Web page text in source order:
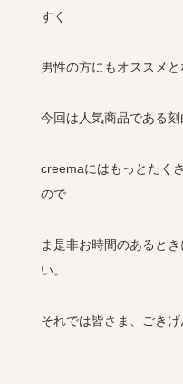
すく
男性の方にもオススメと
今回は人気商品である
creemaにはもっとたく
ので
ま是非お時間のあると
い。
それでは皆さま、ごきげ